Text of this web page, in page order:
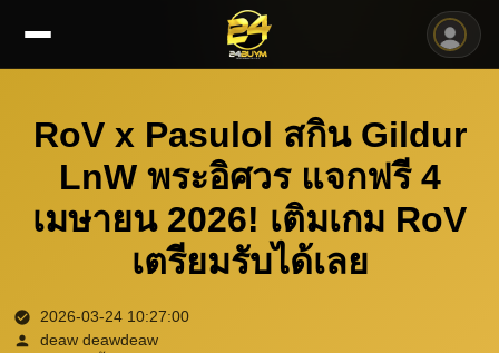
RoV x Pasulol สกิน Gildur
LnW พระอิศวร แจกฟรี 4
เมษายน 2026! เติมเกม RoV
เตรียมรับได้เลย
2026-03-24 10:27:00
deaw deawdeaw